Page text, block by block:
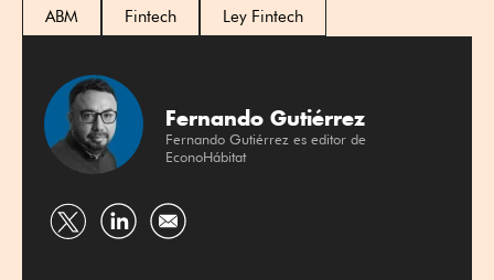
ABM Fintech Ley Fintech
Fernando Gutiérrez
Fernando Gutiérrez es editor de
EconoHábitat
Compartir Compartir